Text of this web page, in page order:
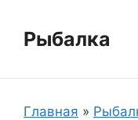
содержимому
Рыбалка
Главная »